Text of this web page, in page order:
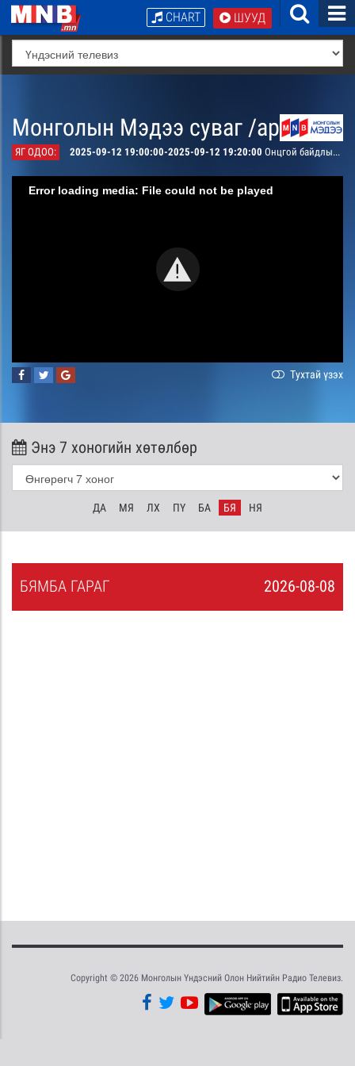
ШУУД
CHART
Монголын Мэдээ суваг /архив/
ЯГ ОДОО: 2025-09-12 19:00:00-2025-09-12 19:20:00 Онцгой байдлын цаг
Error loading media: File could not be played
Тухтай үзэх
Энэ 7 хоногийн хөтөлбөр
ДА МЯ ЛХ ПҮ БА БЯ НЯ
2026-08-08
БЯМБА ГАРАГ
Copyright © 2026 Монголын Үндэсний Олон Нийтийн Радио Телевиз.